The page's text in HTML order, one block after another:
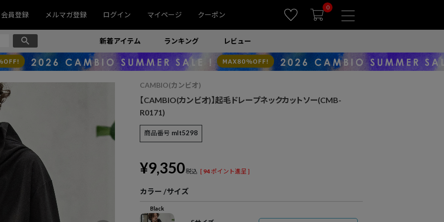
会員登録 メルマガ登録 ログイン マイページ クーポン
0
新着アイテム ランキング レビュー
CAMBIO(カンビオ)
【CAMBIO(カンビオ)】起毛ドレープネックカットソー(CMB-
R0171)
商品番号 mlt5298
¥9,350税込 [ 94ポイント進呈 ]
カラー サイズ
Black